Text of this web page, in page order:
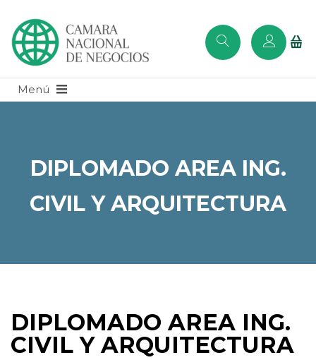
DIPLOMADO AREA ING.
CIVIL Y ARQUITECTURA
DIPLOMADO AREA ING.
CIVIL Y ARQUITECTURA